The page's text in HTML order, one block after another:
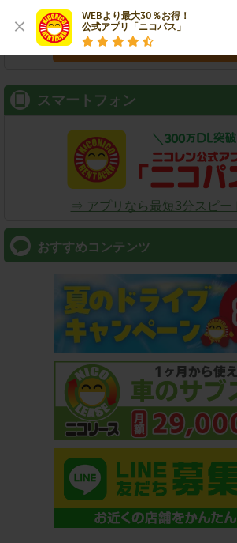
WEBより最大30％お得！
公式アプリ「ニコパス」
スマートフォン
⇒ アプリなら最短3分スピー
おすすめコンテンツ